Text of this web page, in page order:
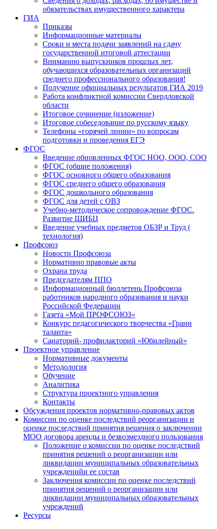
обязательствах имущественного характера
ГИА
Приказы
Информационные материалы
Сроки и места подачи заявлений на сдачу
государственной итоговой аттестации
Вниманию выпускников прошлых лет,
обучающихся образовательных организаций
среднего профессионального образования!
Получение официальных результатов ГИА 2019
Работа конфликтной комиссии Свердловской
области
Итоговое сочинение (изложение)
Итоговое собеседование по русскому языку
Телефоны «горячей линии» по вопросам
подготовки и проведения ЕГЭ
ФГОС
Введение обновленных ФГОС НОО, ООО, СОО
ФГОС (общие положения)
ФГОС основного общего образования
ФГОС среднего общего образования
ФГОС дошкольного образования
ФГОС для детей с ОВЗ
Учебно-методическое сопровождение ФГОС.
Развитие ШИБЦ
Введение учебных предметов ОБЗР и Труд (
технология)
Профсоюз
Новости Профсоюза
Нормативно правовые акты
Охрана труда
Председателям ППО
Информационный бюллетень Профсоюза
работников народного образования и науки
Российской Федерации
Газета «Мой ПРОФСОЮЗ»
Конкурс педагогического творчества «Грани
таланта»
Санаторий- профилакторий «Юбилейный»
Проектное управление
Нормативные документы
Методология
Обучение
Аналитика
Структура проектного управления
Контакты
Обсуждения проектов нормативно-правовых актов
Комиссии по оценке последствий реорганизации и
оценке последствий принятия решения о заключении
МОО договора аренды и безвозмездного пользования
Положение о комиссии по оценке последствий
принятия решений о реорганизации или
ликвидации муниципальных образовательных
учрежденийи ее состав
Заключения комиссии по оценке последствий
принятия решений о реорганизации или
ликвидации муниципальных образовательных
учреждений
Ресурсы